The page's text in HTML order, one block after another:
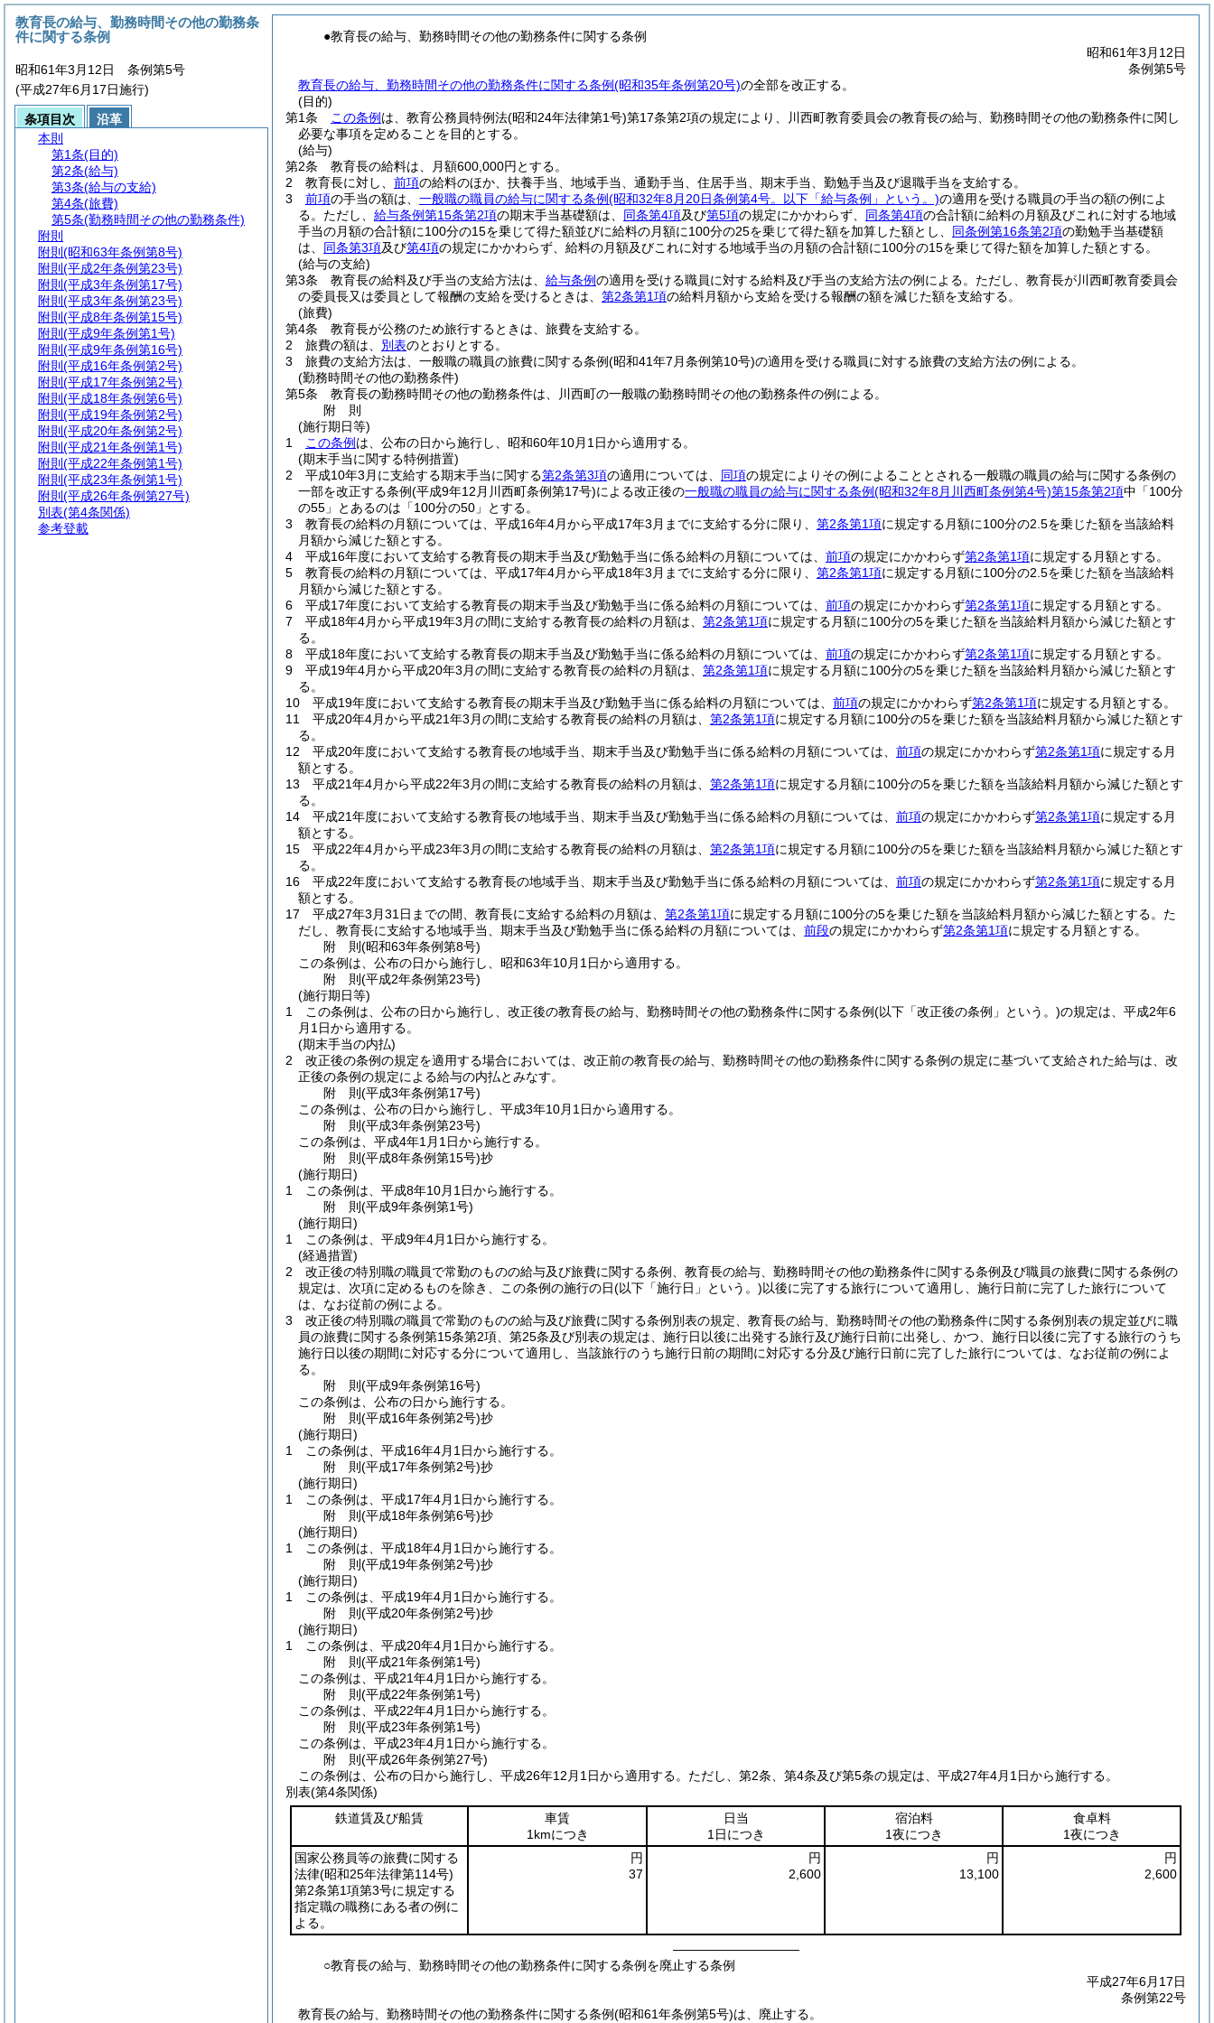
●教育長の給与、勤務時間その他の勤務条件に関する条例
昭和61年3月12日
条例第5号
教育長の給与、勤務時間その他の勤務条件に関する条例(昭和35年条例第20号)の全部を改正する。
(目的)
第1条
この条例 は、教育公務員特例法(昭和24年法律第1号)第17条第2項の規定により、川西町教育委員会の教育長の給与、勤務時間その他の勤務条件に関し
必要な事項を定めることを目的とする。
(給与)
第2条
教育長の給料は、月額600,000円とする。
2
教育長に対し、 前項の給料のほか、扶養手当、地域手当、通勤手当、住居手当、期末手当、勤勉手当及び退職手当を支給する。
3
前項の手当の額は、 一般職の職員の給与に関する条例(昭和32年8月20日条例第4号。以下「給与条例」という。)の適用を受ける職員の手当の額の例によ
る。 ただし、 給与条例第15条第2項の期末手当基礎額は、 同条第4項及び第5項の規定にかかわらず、 同条第4項の合計額に給料の月額及びこれに対する地域
手当の月額の合計額に100分の15を乗じて得た額並びに給料の月額に100分の25を乗じて得た額を加算した額とし、 同条例第16条第2項の勤勉手当基礎額
は、 同条第3項及び第4項の規定にかかわらず、給料の月額及びこれに対する地域手当の月額の合計額に100分の15を乗じて得た額を加算した額とする。
(給与の支給)
第3条
教育長の給料及び手当の支給方法は、 給与条例の適用を受ける職員に対する給料及び手当の支給方法の例による。 ただし、教育長が川西町教育委員会
の委員長又は委員として報酬の支給を受けるときは、 第2条第1項の給料月額から支給を受ける報酬の額を減じた額を支給する。
(旅費)
第4条
教育長が公務のため旅行するときは、旅費を支給する。
2
旅費の額は、 別表のとおりとする。
3
旅費の支給方法は、一般職の職員の旅費に関する条例(昭和41年7月条例第10号)の適用を受ける職員に対する旅費の支給方法の例による。
(勤務時間その他の勤務条件)
第5条
教育長の勤務時間その他の勤務条件は、川西町の一般職の勤務時間その他の勤務条件の例による。
附 則
(施行期日等)
1
この条例 は、公布の日から施行し、昭和60年10月1日から適用する。
(期末手当に関する特例措置)
2
平成10年3月に支給する期末手当に関する第2条第3項の適用については、 同項の規定によりその例によることとされる一般職の職員の給与に関する条例の
一部を改正する条例(平成9年12月川西町条例第17号)による改正後の一般職の職員の給与に関する条例(昭和32年8月川西町条例第4号)第15条第2項中「100分
の55」とあるのは「100分の50」とする。
3
教育長の給料の月額については、平成16年4月から平成17年3月までに支給する分に限り、 第2条第1項に規定する月額に100分の2.5を乗じた額を当該給料
月額から減じた額とする。
4
平成16年度において支給する教育長の期末手当及び勤勉手当に係る給料の月額については、 前項の規定にかかわらず第2条第1項に規定する月額とする。
5
教育長の給料の月額については、平成17年4月から平成18年3月までに支給する分に限り、 第2条第1項に規定する月額に100分の2.5を乗じた額を当該給料
月額から減じた額とする。
6
平成17年度において支給する教育長の期末手当及び勤勉手当に係る給料の月額については、 前項の規定にかかわらず第2条第1項に規定する月額とする。
7
平成18年4月から平成19年3月の間に支給する教育長の給料の月額は、 第2条第1項に規定する月額に100分の5を乗じた額を当該給料月額から減じた額とす
る。
8
平成18年度において支給する教育長の期末手当及び勤勉手当に係る給料の月額については、 前項の規定にかかわらず第2条第1項に規定する月額とする。
9
平成19年4月から平成20年3月の間に支給する教育長の給料の月額は、 第2条第1項に規定する月額に100分の5を乗じた額を当該給料月額から減じた額とす
る。
10
平成19年度において支給する教育長の期末手当及び勤勉手当に係る給料の月額については、 前項の規定にかかわらず第2条第1項に規定する月額とする。
11
平成20年4月から平成21年3月の間に支給する教育長の給料の月額は、 第2条第1項に規定する月額に100分の5を乗じた額を当該給料月額から減じた額とす
る。
12
平成20年度において支給する教育長の地域手当、期末手当及び勤勉手当に係る給料の月額については、 前項の規定にかかわらず第2条第1項に規定する月
額とする。
13
平成21年4月から平成22年3月の間に支給する教育長の給料の月額は、 第2条第1項に規定する月額に100分の5を乗じた額を当該給料月額から減じた額とす
る。
14
平成21年度において支給する教育長の地域手当、期末手当及び勤勉手当に係る給料の月額については、 前項の規定にかかわらず第2条第1項に規定する月
額とする。
15
平成22年4月から平成23年3月の間に支給する教育長の給料の月額は、 第2条第1項に規定する月額に100分の5を乗じた額を当該給料月額から減じた額とす
る。
16
平成22年度において支給する教育長の地域手当、期末手当及び勤勉手当に係る給料の月額については、 前項の規定にかかわらず第2条第1項に規定する月
額とする。
17
平成27年3月31日までの間、教育長に支給する給料の月額は、 第2条第1項に規定する月額に100分の5を乗じた額を当該給料月額から減じた額とする。 た
だし、教育長に支給する地域手当、期末手当及び勤勉手当に係る給料の月額については、 前段の規定にかかわらず第2条第1項に規定する月額とする。
附 則(昭和63年条例第8号)
この条例は、公布の日から施行し、昭和63年10月1日から適用する。
附 則(平成2年条例第23号)
(施行期日等)
1
この条例は、公布の日から施行し、改正後の教育長の給与、勤務時間その他の勤務条件に関する条例(以下「改正後の条例」という。)の規定は、平成2年6
月1日から適用する。
(期末手当の内払)
2
改正後の条例の規定を適用する場合においては、改正前の教育長の給与、勤務時間その他の勤務条件に関する条例の規定に基づいて支給された給与は、改
正後の条例の規定による給与の内払とみなす。
附 則(平成3年条例第17号)
この条例は、公布の日から施行し、平成3年10月1日から適用する。
附 則(平成3年条例第23号)
この条例は、平成4年1月1日から施行する。
附 則(平成8年条例第15号)抄
(施行期日)
1
この条例は、平成8年10月1日から施行する。
附 則(平成9年条例第1号)
(施行期日)
1
この条例は、平成9年4月1日から施行する。
(経過措置)
2
改正後の特別職の職員で常勤のものの給与及び旅費に関する条例、教育長の給与、勤務時間その他の勤務条件に関する条例及び職員の旅費に関する条例の
規定は、次項に定めるものを除き、この条例の施行の日(以下「施行日」という。)以後に完了する旅行について適用し、施行日前に完了した旅行について
は、なお従前の例による。
3
改正後の特別職の職員で常勤のものの給与及び旅費に関する条例別表の規定、教育長の給与、勤務時間その他の勤務条件に関する条例別表の規定並びに職
員の旅費に関する条例第15条第2項、第25条及び別表の規定は、施行日以後に出発する旅行及び施行日前に出発し、かつ、施行日以後に完了する旅行のうち
施行日以後の期間に対応する分について適用し、当該旅行のうち施行日前の期間に対応する分及び施行日前に完了した旅行については、なお従前の例によ
る。
附 則(平成9年条例第16号)
この条例は、公布の日から施行する。
附 則(平成16年条例第2号)抄
(施行期日)
1
この条例は、平成16年4月1日から施行する。
附 則(平成17年条例第2号)抄
(施行期日)
1
この条例は、平成17年4月1日から施行する。
附 則(平成18年条例第6号)抄
(施行期日)
1
この条例は、平成18年4月1日から施行する。
附 則(平成19年条例第2号)抄
(施行期日)
1
この条例は、平成19年4月1日から施行する。
附 則(平成20年条例第2号)抄
(施行期日)
1
この条例は、平成20年4月1日から施行する。
附 則(平成21年条例第1号)
この条例は、平成21年4月1日から施行する。
附 則(平成22年条例第1号)
この条例は、平成22年4月1日から施行する。
附 則(平成23年条例第1号)
この条例は、平成23年4月1日から施行する。
附 則(平成26年条例第27号)
この条例は、公布の日から施行し、平成26年12月1日から適用する。 ただし、第2条、第4条及び第5条の規定は、平成27年4月1日から施行する。
別表(第4条関係)
鉄道賃及び船賃
車賃
1kmにつき
日当
1日につき
宿泊料
1夜につき
食卓料
1夜につき
国家公務員等の旅費に関する
法律(昭和25年法律第114号)
第2条第1項第3号に規定する
指定職の職務にある者の例に
よる。
円
37
円
2,600
円
13,100
円
2,600
――――――――――
○教育長の給与、勤務時間その他の勤務条件に関する条例を廃止する条例
平成27年6月17日
条例第22号
教育長の給与、勤務時間その他の勤務条件に関する条例(昭和61年条例第5号)は、廃止する。
教育長の給与、勤務時間その他の勤務条
件に関する条例
昭和61年3月12日 条例第5号
(平成27年6月17日施行)
条項目次
沿革
本則
第1条(目的)
第2条(給与)
第3条(給与の支給)
第4条(旅費)
第5条(勤務時間その他の勤務条件)
附則
附則 (昭和63年条例第8号)
附則 (平成2年条例第23号)
附則 (平成3年条例第17号)
附則 (平成3年条例第23号)
附則 (平成8年条例第15号)
附則 (平成9年条例第1号)
附則 (平成9年条例第16号)
附則 (平成16年条例第2号)
附則 (平成17年条例第2号)
附則 (平成18年条例第6号)
附則 (平成19年条例第2号)
附則 (平成20年条例第2号)
附則 (平成21年条例第1号)
附則 (平成22年条例第1号)
附則 (平成23年条例第1号)
附則 (平成26年条例第27号)
別表(第4条関係)
参考登載